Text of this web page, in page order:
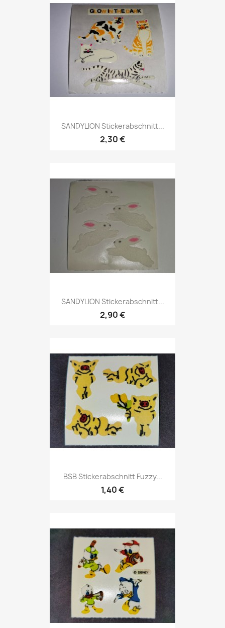
SANDYLION Stickerabschnitt...
2,30 €
SANDYLION Stickerabschnitt...
2,90 €
BSB Stickerabschnitt Fuzzy...
1,40 €